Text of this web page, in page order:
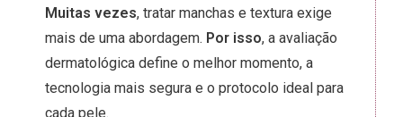
Muitas vezes, tratar manchas e textura exige
mais de uma abordagem. Por isso, a avaliação
dermatológica define o melhor momento, a
tecnologia mais segura e o protocolo ideal para
cada pele.